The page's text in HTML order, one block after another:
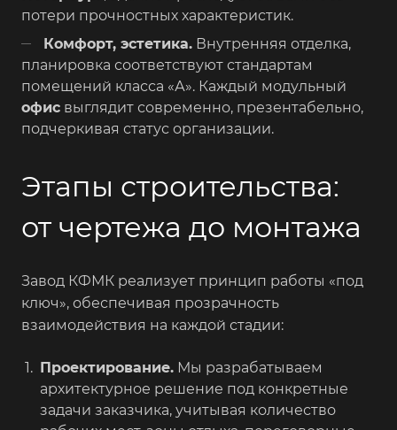
потери прочностных характеристик.
Комфорт, эстетика. Внутренняя отделка,
планировка соответствуют стандартам
помещений класса «А». Каждый модульный
офис выглядит современно, презентабельно,
подчеркивая статус организации.
Этапы строительства:
от чертежа до монтажа
Завод КФМК реализует принцип работы «под
ключ», обеспечивая прозрачность
взаимодействия на каждой стадии:
Проектирование. Мы разрабатываем
архитектурное решение под конкретные
задачи заказчика, учитывая количество